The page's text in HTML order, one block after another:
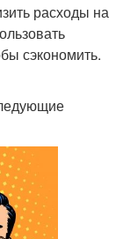
расходы на
сэкономить.